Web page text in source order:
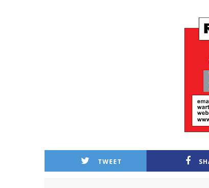
TWEET